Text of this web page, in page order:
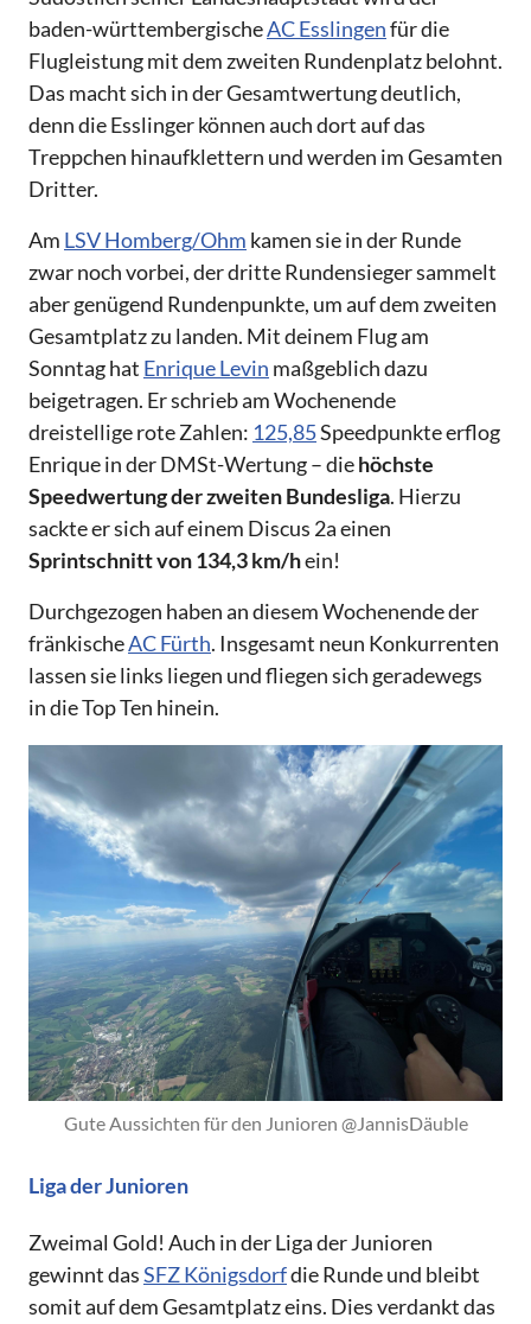
baden-württembergischeAC Esslingenfür die
Flugleistung mit dem zweiten Rundenplatz belohnt.
Das macht sich in der Gesamtwertung deutlich,
denn die Esslinger können auch dort auf das
Treppchen hinaufklettern und werden im Gesamten
Dritter.
Am LSV Homberg/Ohm kamen sie in der Runde
zwar noch vorbei, der dritte Rundensieger sammelt
aber genügend Rundenpunkte, um auf dem zweiten
Gesamtplatz zu landen. Mit deinem Flug am
Sonntag hat Enrique Levin maßgeblich dazu
beigetragen. Er schrieb am Wochenende
dreistellige rote Zahlen: 125,85Speedpunkte erflog
Enrique in der DMSt-Wertung – diehöchste
Speedwertung der zweiten Bundesliga. Hierzu
sackte er sich auf einem Discus 2a einen
Sprintschnitt von 134,3 km/hein!
Durchgezogen haben an diesem Wochenende der
fränkischeAC Fürth. Insgesamt neun Konkurrenten
lassen sie links liegen und fliegen sich geradewegs
in die Top Ten hinein.
Gute Aussichten für den Junioren @JannisDäuble
Liga der Junioren
Zweimal Gold! Auch in der Liga der Junioren
gewinnt dasSFZ Königsdorfdie Runde und bleibt
somit auf dem Gesamtplatz eins. Dies verdankt das